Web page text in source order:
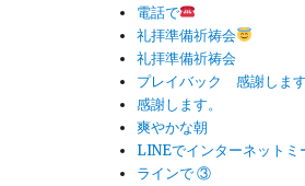
電話で
礼拝準備祈祷会
礼拝準備祈祷会
プレイバック 感謝します
感謝します。
爽やかな朝
LINEでインターネット
ラインで ③